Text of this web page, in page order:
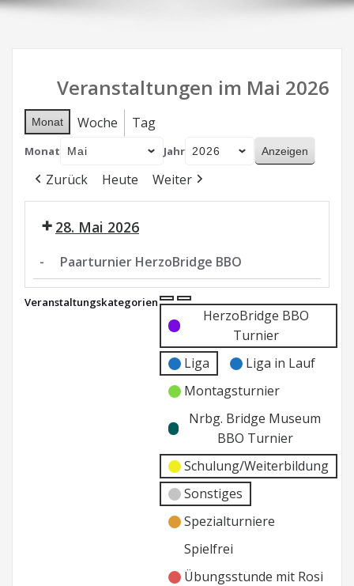
Veranstaltungen im Mai 2026
Monat Woche Tag
Monat Jahr
Zurück Heute Weiter
28. Mai 2026
- Paarturnier HerzoBridge BBO
Paarturnier
HerzoBridge
Veranstaltungskategorien Kategorie
ohne
Titel
Kategorie
Titel
HerzoBridge BBO
Turnier
Liga
Liga in Lauf
Montagsturnier
Nrbg. Bridge Museum
BBO Turnier
Schulung/Weiterbildung
Sonstiges
Spezialturniere
Spielfrei
Übungsstunde mit Rosi